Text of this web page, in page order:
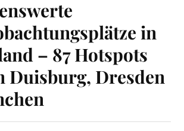
in
– 87 Hotspots
Duisburg, Dresden